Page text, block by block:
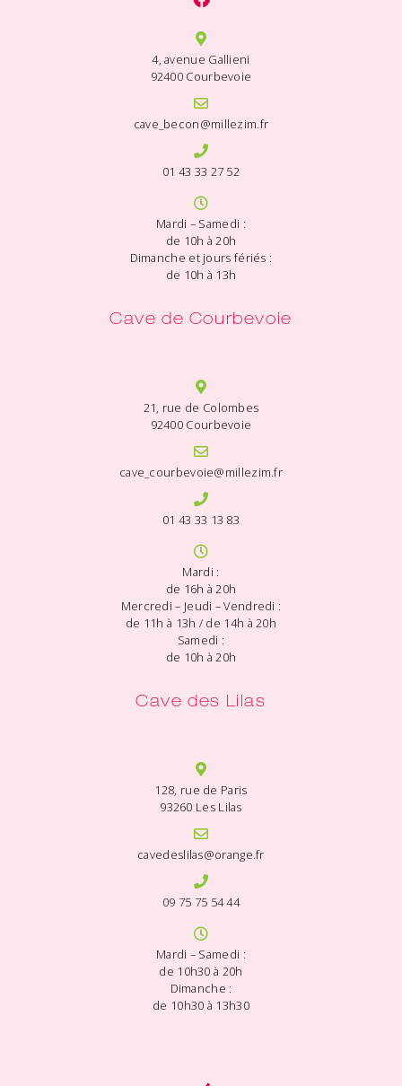
4, avenue Gallieni
92400 Courbevoie
cave_becon@millezim.fr
01 43 33 27 52
Mardi – Samedi :
de 10h à 20h
Dimanche et jours fériés :
de 10h à 13h
Cave de Courbevoie
21, rue de Colombes
92400 Courbevoie
cave_courbevoie@millezim.fr
01 43 33 13 83
Mardi :
de 16h à 20h
Mercredi – Jeudi – Vendredi :
de 11h à 13h / de 14h à 20h
Samedi :
de 10h à 20h
Cave des Lilas
128, rue de Paris
93260 Les Lilas
cavedeslilas@orange.fr
09 75 75 54 44
Mardi – Samedi :
de 10h30 à 20h
Dimanche :
de 10h30 à 13h30